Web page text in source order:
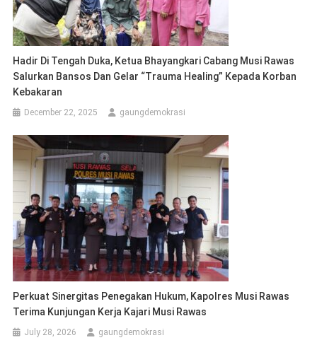
Hadir Di Tengah Duka, Ketua Bhayangkari Cabang Musi Rawas
Salurkan Bansos Dan Gelar “Trauma Healing” Kepada Korban
Kebakaran
December 22, 2025 gaungdemokrasi
Perkuat Sinergitas Penegakan Hukum, Kapolres Musi Rawas
Terima Kunjungan Kerja Kajari Musi Rawas
July 28, 2026 gaungdemokrasi